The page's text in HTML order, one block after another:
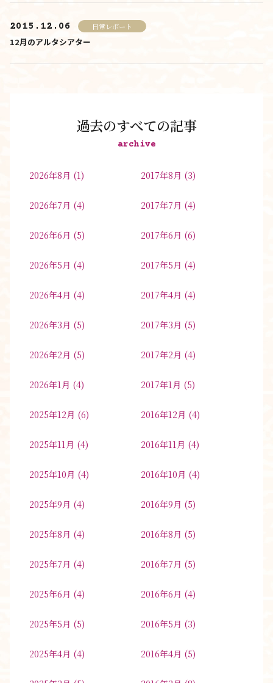
2015.12.06 日常レポート
12月のアルタシアター
過去のすべての記事
archive
2026年8月 (1)
2026年7月 (4)
2026年6月 (5)
2026年5月 (4)
2026年4月 (4)
2026年3月 (5)
2026年2月 (5)
2026年1月 (4)
2025年12月 (6)
2025年11月 (4)
2025年10月 (4)
2025年9月 (4)
2025年8月 (4)
2025年7月 (4)
2025年6月 (4)
2025年5月 (5)
2025年4月 (4)
2017年8月 (3)
2017年7月 (4)
2017年6月 (6)
2017年5月 (4)
2017年4月 (4)
2017年3月 (5)
2017年2月 (4)
2017年1月 (5)
2016年12月 (4)
2016年11月 (4)
2016年10月 (4)
2016年9月 (5)
2016年8月 (5)
2016年7月 (5)
2016年6月 (4)
2016年5月 (3)
2016年4月 (5)